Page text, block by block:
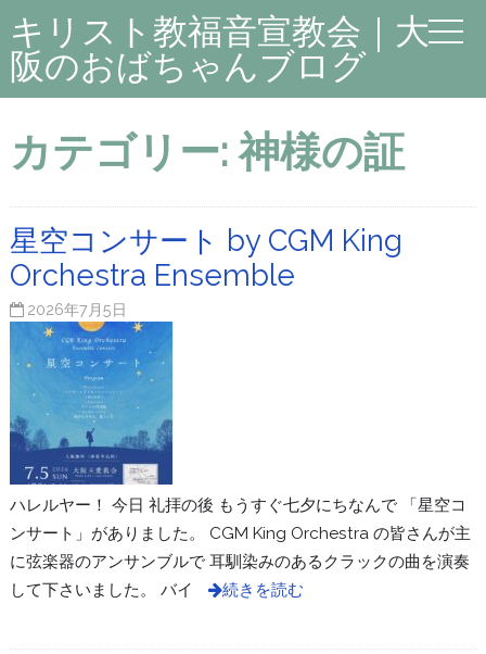
キリスト教福音宣教会｜大
阪のおばちゃんブログ
カテゴリー:神様の証
星空コンサート by CGM King
Orchestra Ensemble
2026年7月5日
ハレルヤー！ 今日 礼拝の後 もうすぐ七夕にちなんで 「星空コ
ンサート」がありました。 CGM King Orchestra の皆さんが主
に弦楽器のアンサンブルで 耳馴染みのあるクラックの曲を演奏
して下さいました。 バイ
続きを読む